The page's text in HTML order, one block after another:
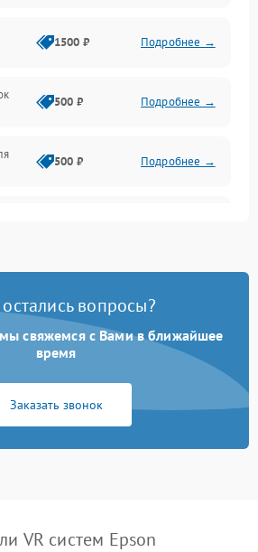
1500 ₽ Подробнее →
500 ₽ Подробнее →
500 ₽ Подробнее →
500 ₽ Подробнее →
1000 ₽
1000 ₽ Подробнее →
вопросы?
мы свяжемся с Вами в ближайшее
время
Заказать звонок
VR систем Epson